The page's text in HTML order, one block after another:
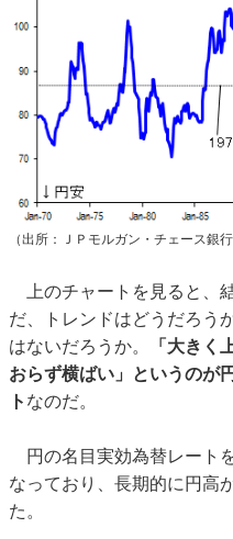
（出所：ＪＰモルガン・チェース銀行
上のチャートを見ると、
だ、トレンドはどうだろ
はないだろうか。
「大きく
おらず横ばい」というのが
ト なのだ。
円の名目実効為替レート
なっており、長期的に円高
た。